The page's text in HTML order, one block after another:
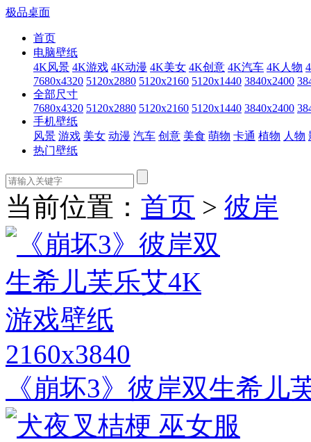
极品桌面
首页
电脑壁纸
4K风景 4K游戏 4K动漫 4K美女 4K创意 4K汽车 4K人物
7680x4320 5120x2880 5120x2160 5120x1440 3840x2400
全部尺寸
7680x4320 5120x2880 5120x2160 5120x1440 3840x2400
手机壁纸
风景 游戏 美女 动漫 汽车 创意 美食 萌物 卡通 植物 人物
热门壁纸
当前位置： 首页 > 彼岸
2160x3840
《崩坏3》彼岸双生希儿